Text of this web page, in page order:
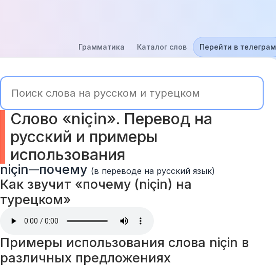
Грамматика Каталог слов Перейти в телеграм
Слово «niçin». Перевод на
русский и примеры
использования
niçin—почему (в переводе на русский язык)
Как звучит «почему (niçin) на
турецком»
Примеры использования слова niçin в
различных предложениях